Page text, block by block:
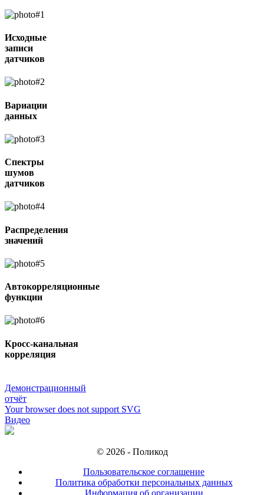
Исходные
записи
датчиков
Вариации
данных
Спектры
шумов
датчиков
Распределения
значений
Автокорреляционные
функции
Кросс-канальная
корреляция
Демонстрационный
отчёт
Your browser does not support SVG
Видео
© 2026 - Поликод
Пользовательское соглашение
Политика обработки персональных данных
Информация об организации